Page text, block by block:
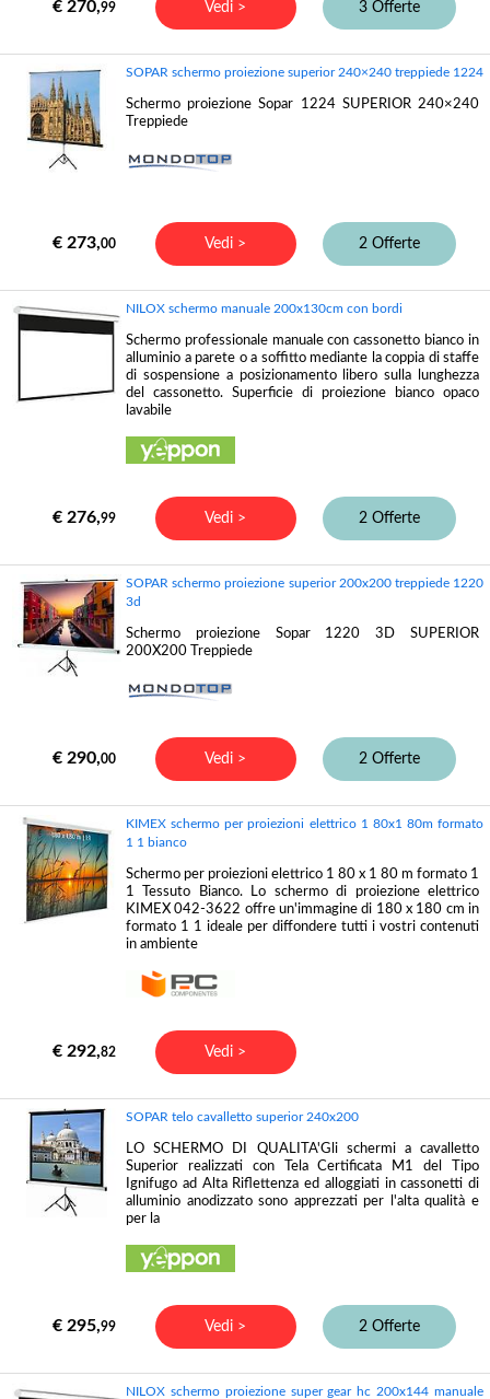
€ 270,99 Vedi > 3 Offerte
SOPAR schermo proiezione superior 240×240 treppiede 1224
Schermo proiezione Sopar 1224 SUPERIOR 240×240
Treppiede
€ 273,00 Vedi > 2 Offerte
NILOX schermo manuale 200x130cm con bordi
Schermo professionale manuale con cassonetto bianco in
alluminio a parete o a soffitto mediante la coppia di staffe
di sospensione a posizionamento libero sulla lunghezza
del cassonetto. Superficie di proiezione bianco opaco
lavabile
€ 276,99 Vedi > 2 Offerte
SOPAR schermo proiezione superior 200x200 treppiede 1220
3d
Schermo proiezione Sopar 1220 3D SUPERIOR
200X200 Treppiede
€ 290,00 Vedi > 2 Offerte
KIMEX schermo per proiezioni elettrico 1 80x1 80m formato
1 1 bianco
Schermo per proiezioni elettrico 1 80 x 1 80 m formato 1
1 Tessuto Bianco. Lo schermo di proiezione elettrico
KIMEX 042-3622 offre un'immagine di 180 x 180 cm in
formato 1 1 ideale per diffondere tutti i vostri contenuti
in ambiente
€ 292,82 Vedi >
SOPAR telo cavalletto superior 240x200
LO SCHERMO DI QUALITA'Gli schermi a cavalletto
Superior realizzati con Tela Certificata M1 del Tipo
Ignifugo ad Alta Riflettenza ed alloggiati in cassonetti di
alluminio anodizzato sono apprezzati per l'alta qualità e
per la
€ 295,99 Vedi > 2 Offerte
NILOX schermo proiezione super gear hc 200x144 manuale